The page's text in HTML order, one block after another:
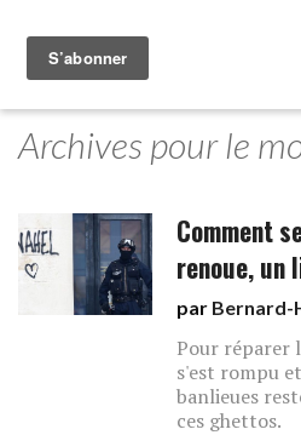
Archives pour le
Comment
renoue, un
par Bernard-
Pour réparer
s'est rompu
banlieues
ces ghettos.